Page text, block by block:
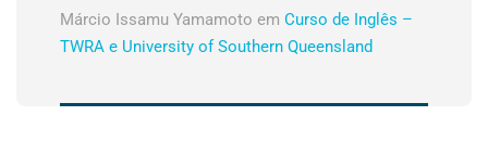
Márcio Issamu Yamamoto em Curso de Inglês –
TWRA e University of Southern Queensland